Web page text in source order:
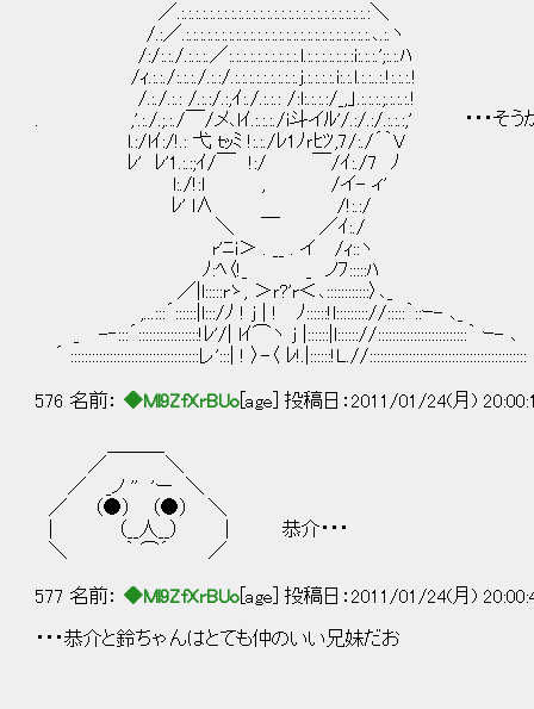
／.:.:.:.:.:.:.:.:.:.:.:.:.:.:.:.:.:.:.:.:.:.:.:.:.:.:.:＼
/.:／.:.:.:.:.:.:.:.:.:.:.:.:.:.:.:.:.:.:.:.:.:.:.:.:.:.:.､.:.ヽ
/:/:.:./.:.:.:.／:.:.:.:.:.:.:.:.:.:.l.:.:.:.:.:.:.:i:.:.:.';:.:.ﾊ
/ｨ.:.:./:.:.:./.:.:/.:.:.:.:.:.:.:.:.:.j.:.:.:.:.i:.:.l.:.:..:.!:.:.:.!
/.:./.:.: /.:.:/.:,ｲ:./.:.:.: /:l:.:.:.:/_,」.:.:.:.;.:.:.:.!
. ,'.:./.;.:./￣/メ､lｲ.:.:.:./i斗イﾙ'/.:/.:/.:.:.:,' ・・・そうか
l.:/lｲ:/!.: 弋 ｔｯﾐ !:.:./ﾚ1ﾉｒﾋﾂ,7/:./´｀V
ﾚ' ﾚ'1.:.:;ｲ/￣ !:/ ￣/ｲ:./7 ﾉ
l:./!:l , /イ- ィ'
ﾚ' l∧ /!:.:/
＼ ￣ ／ｲ:./
r'ﾆi＞ . __ . イ /ｨ::ヽ
ﾉ:ﾍ〈!_ _ ノﾌ:::::ﾊ
／|l:::::rゝ, ＞ｒ?'r＜､::::::::::::〉､_
,...:::´::::::|l:::/ﾉ ! j | ! ﾉ::::::!l::::::::://:::::｀::ｰ- ､_
_ -‐:::´:::::::::::::::::!ﾚ'/| lｲ⌒ヽ j |::::::|l:::::://:::::::::::::::::::::::::｀ ｰ- ､
´ ::::::::::::::::::::::::::::::::::::レ':::| ! 〉-〈 ﾚ!.|::::::!L.//::::::::::::::::::::::::::::::::::::::::::::
576 名前： ◆Ml9ZfXrBUo [age] 投稿日：2011/01/24(月)
／ ＼
／ _ノ '' 'ー ＼
／ （●） （●） ＼
| （__人__） | 恭介・・・
＼ ｀ ⌒´ ／
577 名前： ◆Ml9ZfXrBUo [age] 投稿日：2011/01/24(月)
・・・恭介と鈴ちゃんはとても仲のいい兄妹だお